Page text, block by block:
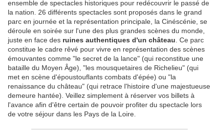
ensemble de spectacles historiques pour redécouvrir le passé de
la nation. 26 différents spectacles sont proposés dans le grand
parc en journée et la représentation principale, la Cinéscénie, se
déroule en soirée sur l'une des plus grandes scènes du monde,
juste en face des ruines authentiques d'un château . Ce parc
constitue le cadre rêvé pour vivre en représentation des scènes
émouvantes comme "le secret de la lance" (qui reconstitue une
bataille du Moyen Âge), "les mousquetaires de Richelieu" (qui
met en scène d'époustouflants combats d'épée) ou "la
renaissance du château" (qui retrace l'histoire d'une majestueuse
demeure hantée). Veillez simplement à réserver vos billets à
l'avance afin d'être certain de pouvoir profiter du spectacle lors
de votre séjour dans les Pays de la Loire.